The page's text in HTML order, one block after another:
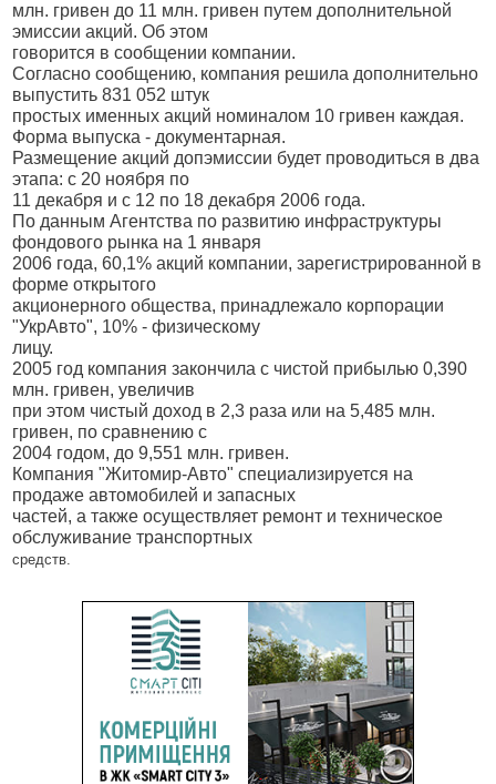
млн. гривен до 11 млн. гривен путем дополнительной
эмиссии акций. Об этом
говорится в сообщении компании.
Согласно сообщению, компания решила дополнительно
выпустить 831 052 штук
простых именных акций номиналом 10 гривен каждая.
Форма выпуска - документарная.
Размещение акций допэмиссии будет проводиться в два
этапа: с 20 ноября по
11 декабря и с 12 по 18 декабря 2006 года.
По данным Агентства по развитию инфраструктуры
фондового рынка на 1 января
2006 года, 60,1% акций компании, зарегистрированной в
форме открытого
акционерного общества, принадлежало корпорации
"УкрАвто", 10% - физическому
лицу.
2005 год компания закончила с чистой прибылью 0,390
млн. гривен, увеличив
при этом чистый доход в 2,3 раза или на 5,485 млн.
гривен, по сравнению с
2004 годом, до 9,551 млн. гривен.
Компания "Житомир-Авто" специализируется на
продаже автомобилей и запасных
частей, а также осуществляет ремонт и техническое
обслуживание транспортных
средств.